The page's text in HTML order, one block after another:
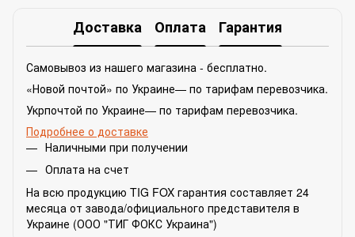
Доставка Оплата Гарантия
Самовывоз из нашего магазина - бесплатно.
«Новой почтой» по Украине— по тарифам перевозчика.
Укрпочтой по Украине— по тарифам перевозчика.
Подробнее о доставке
Наличными при получении
Оплата на счет
На всю продукцию TIG FOX гарантия составляет 24
месяца от завода/официального представителя в
Украине (ООО "ТИГ ФОКС Украина")